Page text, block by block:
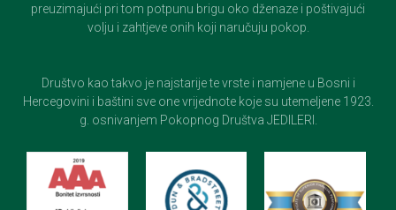
preuzimajući pri tom potpunu brigu oko dženaze i poštivajući
volju i zahtjeve onih koji naručuju pokop.
Društvo kao takvo je najstarije te vrste i namjene u Bosni i
Hercegovini i baštini sve one vrijednote koje su utemeljene 1923.
g. osnivanjem Pokopnog Društva JEDILERI.